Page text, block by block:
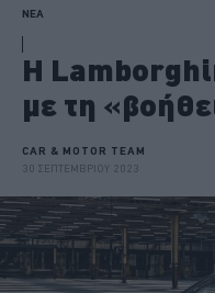
ΝΕΑ
H
με τη
CAR & MOTOR TEAM
30 ΣΕΠΤΕΜΒΡΙΟΥ 2023